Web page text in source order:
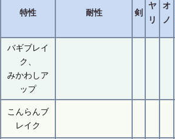
特性 耐性 剣
ヤ
リ
オ
ノ
バギブレイ
ク、
みかわしア
ップ
こんらんブ
レイク